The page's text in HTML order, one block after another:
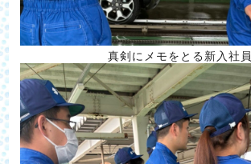
真剣にメモをとる新入社員